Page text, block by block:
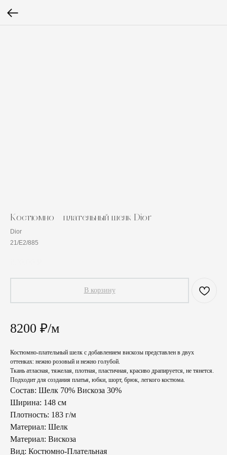
Костюмно - плательный шелк Dior
Dior
21/E2/885
В корзину
8200 ₽/м
Костюмно-плательный шелк с добавлением вискозы представлен в двух
оттенках: нежно розовый и нежно голубой.
Ткань атласная, тяжелая, плотная, пластичная, красиво драпируется, не тянется.
Подходит для создания платья, юбки, шорт, брюк, легкого костюма.
Состав: Шелк 70% Вискоза 30%
Ширина: 148 см
Плотность: 183 г/м
Материал: Шелк
Материал: Вискоза
Вид: Костюмно-Плательная